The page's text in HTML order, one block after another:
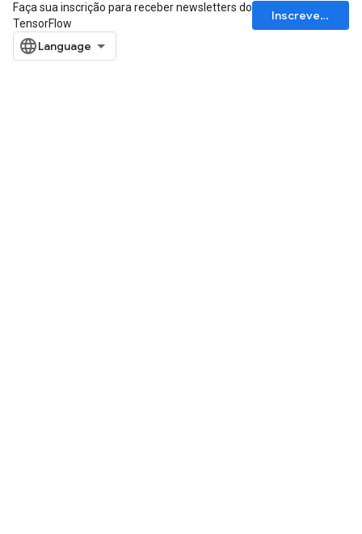
Faça sua inscrição para receber newsletters do
TensorFlow
Inscrever-se